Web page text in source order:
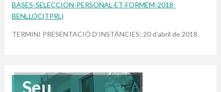
BASES-SELECCION-PERSONAL-ET-FORMEM-2018-
BENLLOC(TPRL)
TERMINI PRESENTACIÓ D’INSTÀNCIES: 20 d’abril de 2018.